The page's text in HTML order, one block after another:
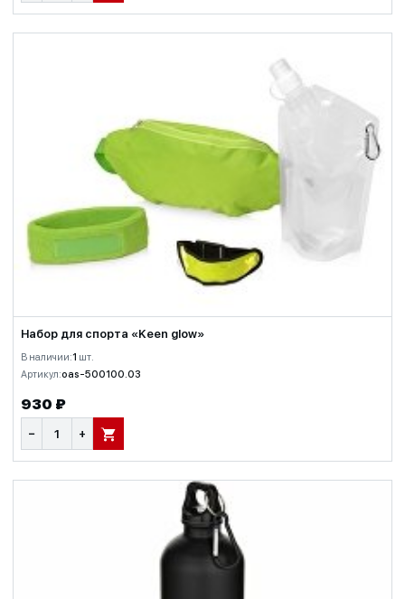
Набор для спорта «Keen glow»
В наличии:1 шт.
Артикул:oas-500100.03
930 ₽
− + В КОРЗИНУ